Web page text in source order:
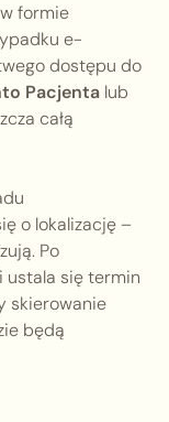
formie
e-
dostępu do
Pacjenta lub
całą
o lokalizację –
Po
ustala się termin
skierowanie
będą